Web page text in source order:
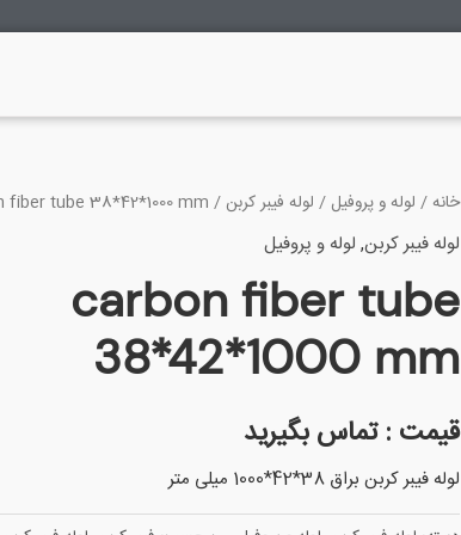
خانه/ لوله و پروفیل / لوله فیبر کربن / carbon fiber tube 38*42*1000 mm
لوله فیبر کربن, لوله و پروفیل
carbon fiber tube
38*42*1000 mm
قیمت : تماس بگیرید
لوله فیبر کربن براق 38*42*1000 میلی متر